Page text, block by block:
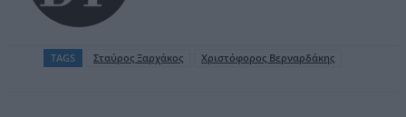
TAGS Σταύρος Ξαρχάκος Χριστόφορος Βερναρδάκης